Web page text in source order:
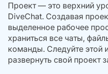
Проект — это верхний
DiveChat. Создавая
выделенное рабочее
храниться все чаты,
команды. Следуйте этой
развернуть свой проект